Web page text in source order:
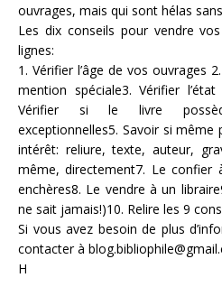
ouvrages, mais qui sont hélas
Les dix conseils pour vendre
lignes:
1. Vérifier l’âge de vos ouvrages
mention spéciale3. Vérifier
Vérifier si le livre
exceptionnelles5. Savoir si
intérêt: reliure, texte, auteur,
même, directement7. Le confier
enchères8. Le vendre à un
ne sait jamais!)10. Relire les 9
Si vous avez besoin de plus
contacter à
H